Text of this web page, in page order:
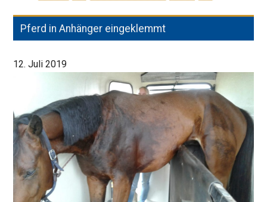
Pferd in Anhänger eingeklemmt
12. Juli 2019